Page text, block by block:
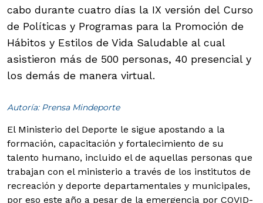
cabo durante cuatro días la IX versión del Curso
de Políticas y Programas para la Promoción de
Hábitos y Estilos de Vida Saludable al cual
asistieron más de 500 personas, 40 presencial y
los demás de manera virtual.
Autoría: Prensa Mindeporte
El Ministerio del Deporte le sigue apostando a la
formación, capacitación y fortalecimiento de su
talento humano, incluido el de aquellas personas que
trabajan con el ministerio a través de los institutos de
recreación y deporte departamentales y municipales,
por eso este año a pesar de la emergencia por COVID-